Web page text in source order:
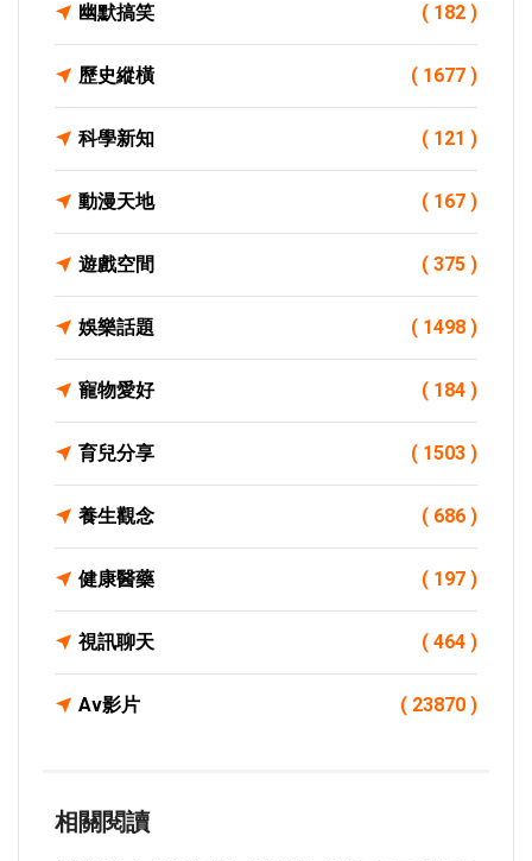
幽默搞笑 ( 182 )
歷史縱橫 ( 1677 )
科學新知 ( 121 )
動漫天地 ( 167 )
遊戲空間 ( 375 )
娛樂話題 ( 1498 )
寵物愛好 ( 184 )
育兒分享 ( 1503 )
養生觀念 ( 686 )
健康醫藥 ( 197 )
視訊聊天 ( 464 )
Av影片 ( 23870 )
相關閱讀